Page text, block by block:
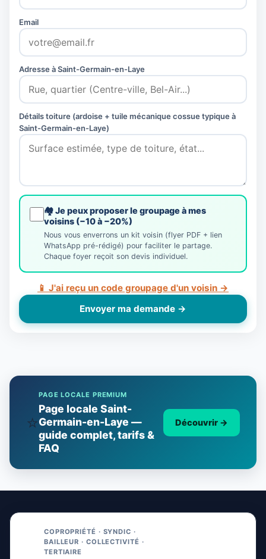
Email
Adresse à Saint-Germain-en-Laye
Détails toiture (ardoise + tuile mécanique cossue typique à
Saint-Germain-en-Laye)
🏘️ Je peux proposer le groupage à mes
voisins (−10 à −20%)
Nous vous enverrons un kit voisin (flyer PDF + lien
WhatsApp pré-rédigé) pour faciliter le partage.
Chaque foyer reçoit son devis individuel.
📱 J'ai reçu un code groupage d'un voisin →
Envoyer ma demande →
⭐
PAGE LOCALE PREMIUM
Page locale Saint-
Germain-en-Laye —
guide complet, tarifs &
FAQ
Découvrir →
COPROPRIÉTÉ · SYNDIC ·
BAILLEUR · COLLECTIVITÉ ·
TERTIAIRE